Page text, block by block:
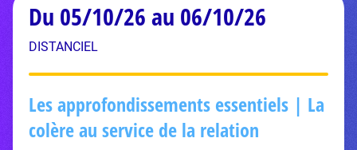
Du 05/10/26 au 06/10/26
DISTANCIEL
Les approfondissements essentiels | La
colère au service de la relation